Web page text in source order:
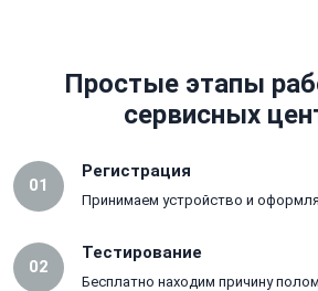
Простые этапы
сервисных
01
Регистрация
Принимаем устройство и
02
Тестирование
Бесплатно находим причину